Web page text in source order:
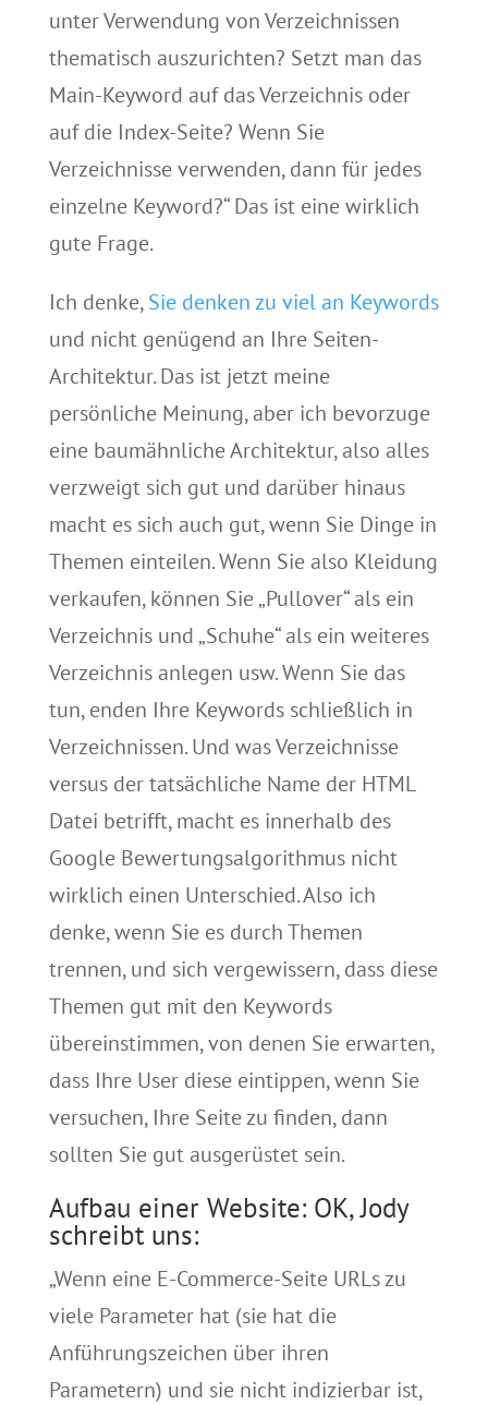
unter Verwendung von Verzeichnissen
thematisch auszurichten? Setzt man das
Main-Keyword auf das Verzeichnis oder
auf die Index-Seite? Wenn Sie
Verzeichnisse verwenden, dann für jedes
einzelne Keyword?“ Das ist eine wirklich
gute Frage.
Ich denke,Sie denken zu viel an Keywords
und nicht genügend an Ihre Seiten-
Architektur. Das ist jetzt meine
persönliche Meinung, aber ich bevorzuge
eine baumähnliche Architektur, also alles
verzweigt sich gut und darüber hinaus
macht es sich auch gut, wenn Sie Dinge in
Themen einteilen. Wenn Sie also Kleidung
verkaufen, können Sie „Pullover“ als ein
Verzeichnis und „Schuhe“ als ein weiteres
Verzeichnis anlegen usw. Wenn Sie das
tun, enden Ihre Keywords schließlich in
Verzeichnissen. Und was Verzeichnisse
versus der tatsächliche Name der HTML
Datei betrifft, macht es innerhalb des
Google Bewertungsalgorithmus nicht
wirklich einen Unterschied. Also ich
denke, wenn Sie es durch Themen
trennen, und sich vergewissern, dass diese
Themen gut mit den Keywords
übereinstimmen, von denen Sie erwarten,
dass Ihre User diese eintippen, wenn Sie
versuchen, Ihre Seite zu finden, dann
sollten Sie gut ausgerüstet sein.
Aufbau einer Website: OK, Jody
schreibt uns:
„Wenn eine E-Commerce-Seite URLs zu
viele Parameter hat (sie hat die
Anführungszeichen über ihren
Parametern) und sie nicht indizierbar ist,